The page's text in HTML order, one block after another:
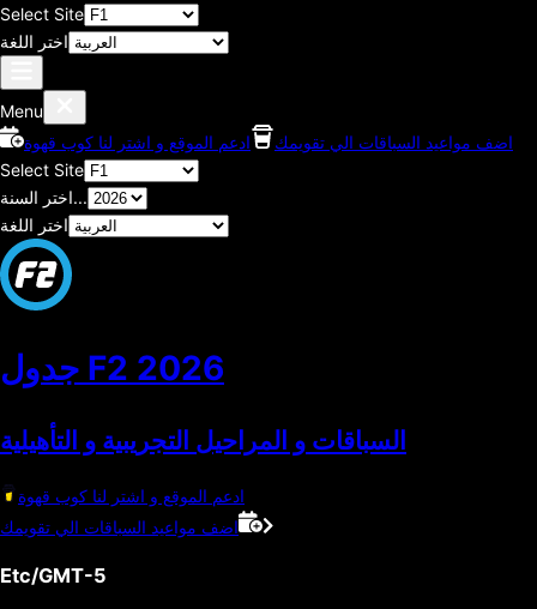
Select Site
اختر اللغة
Menu
اضف مواعيد السباقات الي تقويمك
ادعم الموقع و اشتر لنا كوب قهوة
Select Site
اختر السنة...
اختر اللغة
جدول F2 2026
السباقات و المراحيل التجريبية و التأهيلية
ادعم الموقع و اشتر لنا كوب قهوة
اضف مواعيد السباقات الي تقويمك
Etc/GMT-5